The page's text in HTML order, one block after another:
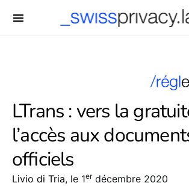
LTrans : vers la
l’accès aux
officiels
Livio di Tria, le 1erdécembre 2020